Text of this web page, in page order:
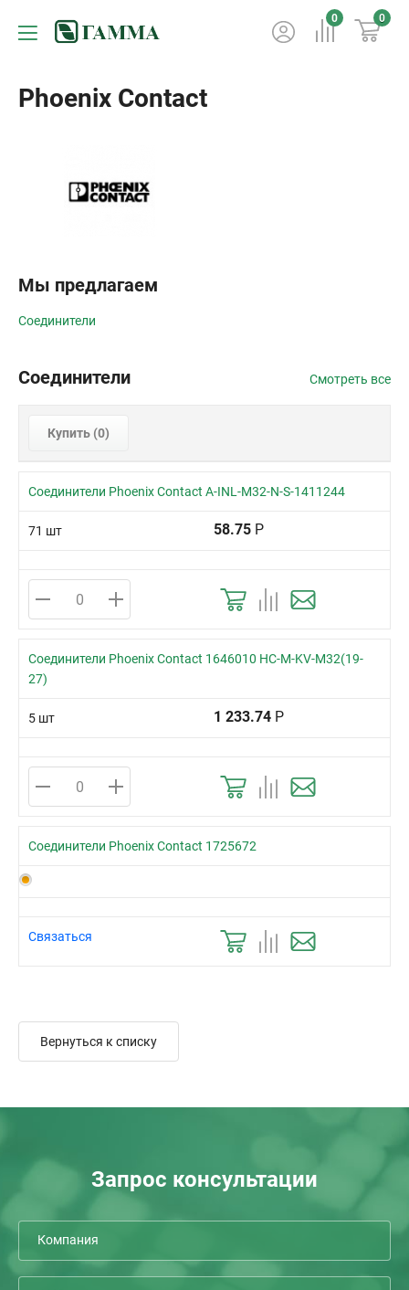
0 0
Phoenix Contact
Мы предлагаем
Соединители
Соединители Смотреть все
Купить (0)
Соединители Phoenix Contact A-INL-M32-N-S-1411244
71 шт 58.75 Р
Соединители Phoenix Contact 1646010 HC-M-KV-M32(19-
27)
5 шт 1 233.74 Р
Соединители Phoenix Contact 1725672
Связаться
Вернуться к списку
Запрос консультации